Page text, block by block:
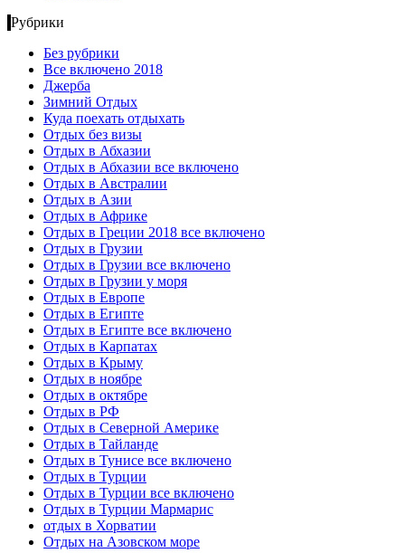
Рубрики
Без рубрики
Все включено 2018
Джерба
Зимний Отдых
Куда поехать отдыхать
Отдых без визы
Отдых в Абхазии
Отдых в Абхазии все включено
Отдых в Австралии
Отдых в Азии
Отдых в Африке
Отдых в Греции 2018 все включено
Отдых в Грузии
Отдых в Грузии все включено
Отдых в Грузии у моря
Отдых в Европе
Отдых в Египте
Отдых в Египте все включено
Отдых в Карпатах
Отдых в Крыму
Отдых в ноябре
Отдых в октябре
Отдых в РФ
Отдых в Северной Америке
Отдых в Тайланде
Отдых в Тунисе все включено
Отдых в Турции
Отдых в Турции все включено
Отдых в Турции Мармарис
отдых в Хорватии
Отдых на Азовском море